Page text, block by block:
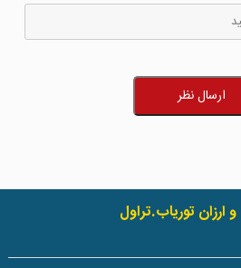
ارسال نظر
ارزان توریاب.تراول